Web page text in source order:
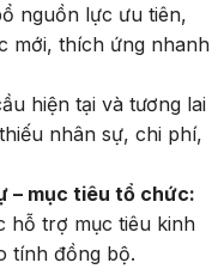
nguồn lực ưu tiên,
mới, thích ứng nhanh
hiện tại và tương lai
nhân sự, chi phí,
– mục tiêu tổ chức:
hỗ trợ mục tiêu kinh
tính đồng bộ.